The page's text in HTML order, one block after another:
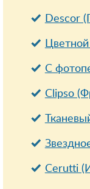
Descor
С
Clipso
Cerutti